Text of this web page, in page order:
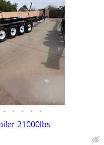
• • • • •
21000lbs